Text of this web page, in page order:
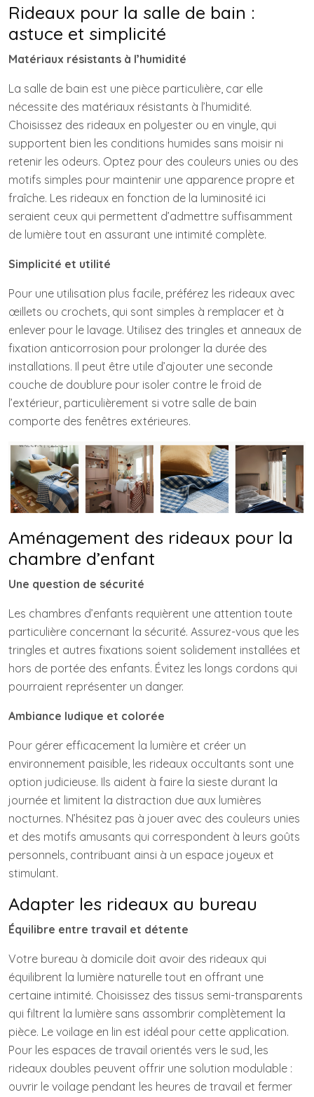
Rideaux pour la salle de bain :
astuce et simplicité
Matériaux résistants à l’humidité
La salle de bain est une pièce particulière, car elle
nécessite des matériaux résistants à l’humidité.
Choisissez des rideaux en polyester ou en vinyle, qui
supportent bien les conditions humides sans moisir ni
retenir les odeurs. Optez pour des couleurs unies ou des
motifs simples pour maintenir une apparence propre et
fraîche. Les rideaux en fonction de la luminosité ici
seraient ceux qui permettent d’admettre suffisamment
de lumière tout en assurant une intimité complète.
Simplicité et utilité
Pour une utilisation plus facile, préférez les rideaux avec
œillets ou crochets, qui sont simples à remplacer et à
enlever pour le lavage. Utilisez des tringles et anneaux de
fixation anticorrosion pour prolonger la durée des
installations. Il peut être utile d’ajouter une seconde
couche de doublure pour isoler contre le froid de
l’extérieur, particulièrement si votre salle de bain
comporte des fenêtres extérieures.
Aménagement des rideaux pour la
chambre d’enfant
Une question de sécurité
Les chambres d’enfants requièrent une attention toute
particulière concernant la sécurité. Assurez-vous que les
tringles et autres fixations soient solidement installées et
hors de portée des enfants. Évitez les longs cordons qui
pourraient représenter un danger.
Ambiance ludique et colorée
Pour gérer efficacement la lumière et créer un
environnement paisible, les rideaux occultants sont une
option judicieuse. Ils aident à faire la sieste durant la
journée et limitent la distraction due aux lumières
nocturnes. N’hésitez pas à jouer avec des couleurs unies
et des motifs amusants qui correspondent à leurs goûts
personnels, contribuant ainsi à un espace joyeux et
stimulant.
Adapter les rideaux au bureau
Équilibre entre travail et détente
Votre bureau à domicile doit avoir des rideaux qui
équilibrent la lumière naturelle tout en offrant une
certaine intimité. Choisissez des tissus semi-transparents
qui filtrent la lumière sans assombrir complètement la
pièce. Le voilage en lin est idéal pour cette application.
Pour les espaces de travail orientés vers le sud, les
rideaux doubles peuvent offrir une solution modulable :
ouvrir le voilage pendant les heures de travail et fermer